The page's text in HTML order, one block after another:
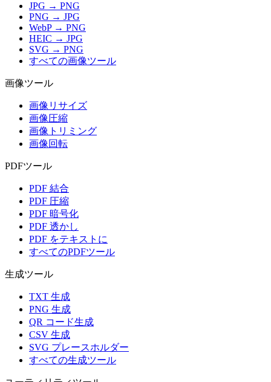
JPG → PNG
PNG → JPG
WebP → PNG
HEIC → JPG
SVG → PNG
すべての画像ツール
画像ツール
画像リサイズ
画像圧縮
画像トリミング
画像回転
PDFツール
PDF 結合
PDF 圧縮
PDF 暗号化
PDF 透かし
PDF をテキストに
すべてのPDFツール
生成ツール
TXT 生成
PNG 生成
QR コード生成
CSV 生成
SVG プレースホルダー
すべての生成ツール